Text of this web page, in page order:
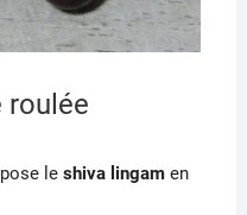
roulée
le shiva lingam en